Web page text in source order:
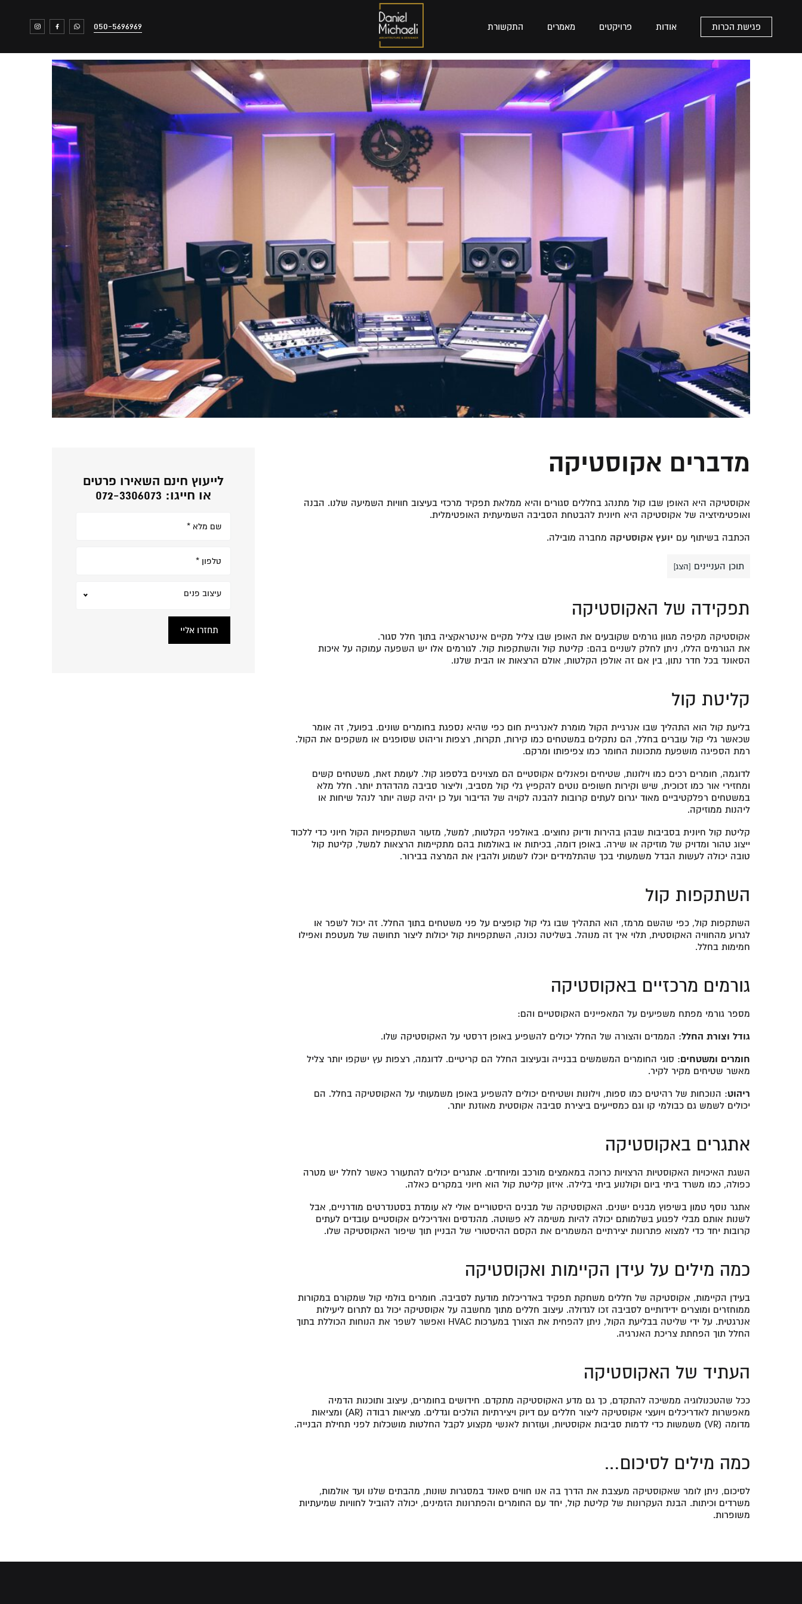
פגישת הכרות אודות פרויקטים מאמרים התקשורת 050-5696969
מדברים אקוסטיקה
אקוסטיקה היא האופן שבו קול מתנהג בחללים סגורים והיא ממלאת תפקיד מרכזי בעיצוב חוויות השמיעה שלנו. הבנה
ואופטימיזציה של אקוסטיקה היא חיונית להבטחת הסביבה השמיעתית האופטימלית.
הכתבה בשיתוף עם יועץ אקוסטיקה מחברה מובילה.
תוכן העניינים [הצג]
תפקידה של האקוסטיקה
אקוסטיקה מקיפה מגוון גורמים שקובעים את האופן שבו צליל מקיים אינטראקציה בתוך חלל סגור.
את הגורמים הללו, ניתן לחלק לשניים בהם: קליטת קול והשתקפות קול. לגורמים אלו יש השפעה עמוקה על איכות
הסאונד בכל חדר נתון, בין אם זה אולפן הקלטות, אולם הרצאות או הבית שלנו.
קליטת קול
בליעת קול הוא התהליך שבו אנרגיית הקול מומרת לאנרגיית חום כפי שהיא נספגת בחומרים שונים. בפועל, זה אומר
שכאשר גלי קול עוברים בחלל, הם נתקלים במשטחים כמו קירות, תקרות, רצפות וריהוט שסופגים או משקפים את הקול.
רמת הספיגה מושפעת מתכונות החומר כמו צפיפותו ומרקם.
לדוגמה, חומרים רכים כמו וילונות, שטיחים ופאנלים אקוסטיים הם מצוינים בלספוג קול. לעומת זאת, משטחים קשים
ומחזירי אור כמו זכוכית, שיש וקירות חשופים נוטים להקפיץ גלי קול מסביב, וליצור סביבה מהדהדת יותר. חלל מלא
במשטחים רפלקטיביים מאוד יגרום לעתים קרובות להבנה לקויה של הדיבור ועל כן יהיה קשה יותר לנהל שיחות או
ליהנות ממוזיקה.
קליטת קול חיונית בסביבות שבהן בהירות ודיוק נחוצים. באולפני הקלטות, למשל, מזעור השתקפויות הקול חיוני כדי ללכוד
ייצוג טהור ומדויק של מוזיקה או שירה. באופן דומה, בכיתות או באולמות בהם מתקיימות הרצאות למשל, קליטת קול
טובה יכולה לעשות הבדל משמעותי בכך שהתלמידים יוכלו לשמוע ולהבין את המרצה בבירור.
השתקפות קול
השתקפות קול, כפי שהשם מרמז, הוא התהליך שבו גלי קול קופצים על פני משטחים בתוך החלל. זה יכול לשפר או
לגרוע מהחוויה האקוסטית, תלוי איך זה מנוהל. בשליטה נכונה, השתקפויות קול יכולות ליצור תחושה של מעטפת ואפילו
חמימות בחלל.
גורמים מרכזיים באקוסטיקה
מספר גורמי מפתח משפיעים על המאפיינים האקוסטיים והם:
גודל וצורת החלל: הממדים והצורה של החלל יכולים להשפיע באופן דרסטי על האקוסטיקה שלו.
חומרים ומשטחים: סוגי החומרים המשמשים בבנייה ובעיצוב החלל הם קריטיים. לדוגמה, רצפות עץ ישקפו יותר צליל
מאשר שטיחים מקיר לקיר.
ריהוט: הנוכחות של רהיטים כמו ספות, וילונות ושטיחים יכולים להשפיע באופן משמעותי על האקוסטיקה בחלל. הם
יכולים לשמש גם כבולמי קו וגם כמסייעים ביצירת סביבה אקוסטית מאוזנת יותר.
אתגרים באקוסטיקה
השגת האיכויות האקוסטיות הרצויות כרוכה במאמצים מורכב ומיוחדים. אתגרים יכולים להתעורר כאשר לחלל יש מטרה
כפולה, כמו משרד ביתי ביום וקולנוע ביתי בלילה. איזון קליטת קול הוא חיוני במקרים כאלה.
אתגר נוסף טמון בשיפוץ מבנים ישנים. האקוסטיקה של מבנים היסטוריים אולי לא עומדת בסטנדרטים מודרניים, אבל
לשנות אותם מבלי לפגוע בשלמותם יכולה להיות משימה לא פשוטה. מהנדסים ואדריכלים אקוסטיים עובדים לעתים
קרובות יחד כדי למצוא פתרונות יצירתיים המשמרים את הקסם ההיסטורי של הבניין תוך שיפור האקוסטיקה שלו.
כמה מילים על עידן הקיימות ואקוסטיקה
בעידן הקיימות, אקוסטיקה של חללים משחקת תפקיד באדריכלות מודעת לסביבה. חומרים בולמי קול שמקורם במקורות
ממוחזרים ומוצרים ידידותיים לסביבה זכו לגדולה. עיצוב חללים מתוך מחשבה על אקוסטיקה יכול גם לתרום ליעילות
אנרגטית. על ידי שליטה בבליעת הקול, ניתן להפחית את הצורך במערכות HVAC ואפשר לשפר את הנוחות הכוללת בתוך
החלל תוך הפחתת צריכת האנרגיה.
העתיד של האקוסטיקה
ככל שהטכנולוגיה ממשיכה להתקדם, כך גם מדע האקוסטיקה מתקדם. חידושים בחומרים, עיצוב ותוכנות הדמיה
מאפשרות לאדריכלים ויועצי אקוסטיקה ליצור חללים עם דיוק ויצירתיות הולכים וגדלים. מציאות רבודה (AR) ומציאות
מדומה (VR) משמשות כדי לדמות סביבות אקוסטיות, ועוזרות לאנשי מקצוע לקבל החלטות מושכלות לפני תחילת הבנייה.
כמה מילים לסיכום…
לסיכום, ניתן לומר שאקוסטיקה מעצבת את הדרך בה אנו חווים סאונד במסגרות שונות, מהבתים שלנו ועד אולמות,
משרדים וכיתות. הבנת העקרונות של קליטת קול, יחד עם החומרים והפתרונות הזמינים, יכולה להוביל לחוויות שמיעתיות
משופרות.
לייעוץ חינם השאירו פרטים
או חייגו: 072-3306073
עיצוב פנים